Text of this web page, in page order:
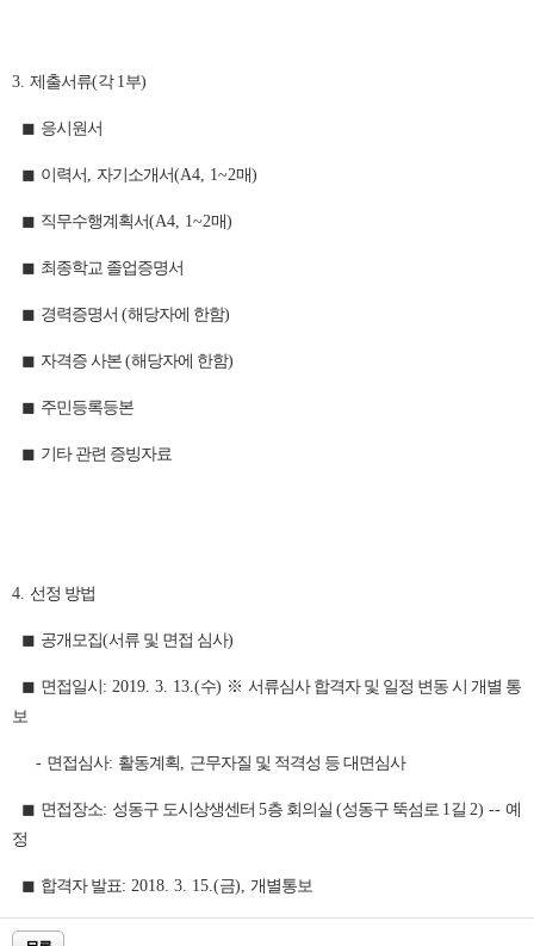
3. 제출서류(각 1부)
◼ 응시원서
◼ 이력서 , 자기소개서(A4, 1~2매)
◼ 직무수행계획서(A4, 1~2매)
◼ 최종학교 졸업증명서
◼ 경력증명서 (해당자에 한함)
◼ 자격증 사본 (해당자에 한함)
◼ 주민등록등본
◼ 기타 관련 증빙자료
4. 선정 방법
◼ 공개모집(서류 및 면접 심사)
◼ 면접일시 : 2019. 3. 13.(수) ※ 서류심사 합격자 및 일정 변동 시 개별 통
보
- 면접심사: 활동계획, 근무자질 및 적격성 등 대면심사
◼ 면접장소: 성동구 도시상생센터 5층 회의실 (성동구 뚝섬로 1길 2) -- 예
정
◼ 합격자 발표: 2018. 3. 15.(금), 개별통보